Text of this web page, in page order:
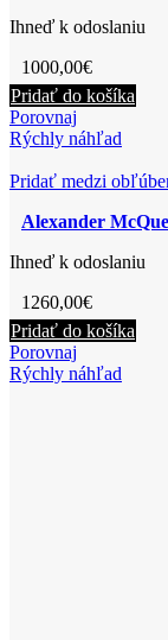
Ihneď k odoslaniu
1000,00€
Pridať do košíka
Porovnaj
Rýchly náhľad
Pridať medzi
Alexander
Ihneď k odoslaniu
1260,00€
Pridať do košíka
Porovnaj
Rýchly náhľad